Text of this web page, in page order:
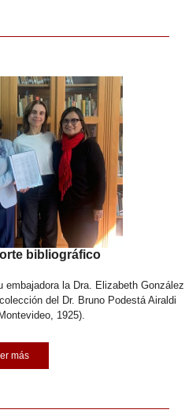
bibliográfico
embajadora la Dra. Elizabeth González
del Dr. Bruno Podestá Airaldi
1925).
más